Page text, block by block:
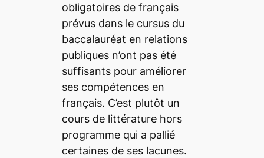
obligatoires de français
prévus dans le cursus du
baccalauréat en relations
publiques n’ont pas été
suffisants pour améliorer
ses compétences en
français. C’est plutôt un
cours de littérature hors
programme qui a pallié
certaines de ses lacunes.